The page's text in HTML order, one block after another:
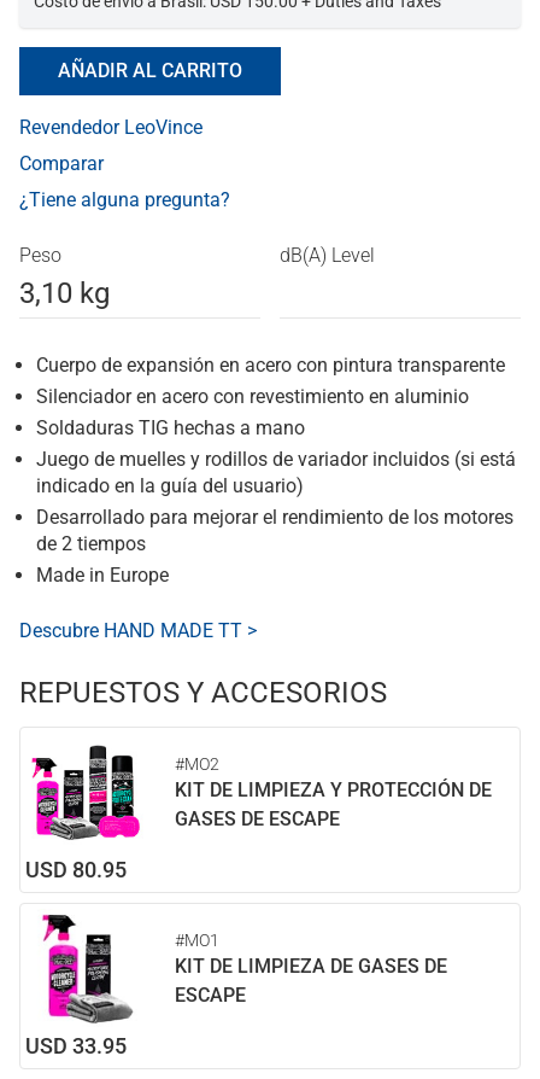
AÑADIR AL CARRITO
Revendedor LeoVince
Comparar
¿Tiene alguna pregunta?
Peso
3,10 kg
dB(A) Level
Cuerpo de expansión en acero con pintura transparente
Silenciador en acero con revestimiento en aluminio
Soldaduras TIG hechas a mano
Juego de muelles y rodillos de variador incluidos (si está
indicado en la guía del usuario)
Desarrollado para mejorar el rendimiento de los motores
de 2 tiempos
Made in Europe
Descubre HAND MADE TT >
REPUESTOS Y ACCESORIOS
#MO2
KIT DE LIMPIEZA Y PROTECCIÓN DE
GASES DE ESCAPE
USD 80.95
#MO1
KIT DE LIMPIEZA DE GASES DE
ESCAPE
USD 33.95